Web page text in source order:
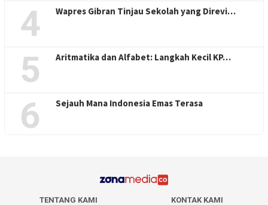
4 Wapres Gibran Tinjau Sekolah yang Direvi…
5 Aritmatika dan Alfabet: Langkah Kecil KP…
6 Sejauh Mana Indonesia Emas Terasa
TENTANG KAMI
KONTAK KAMI